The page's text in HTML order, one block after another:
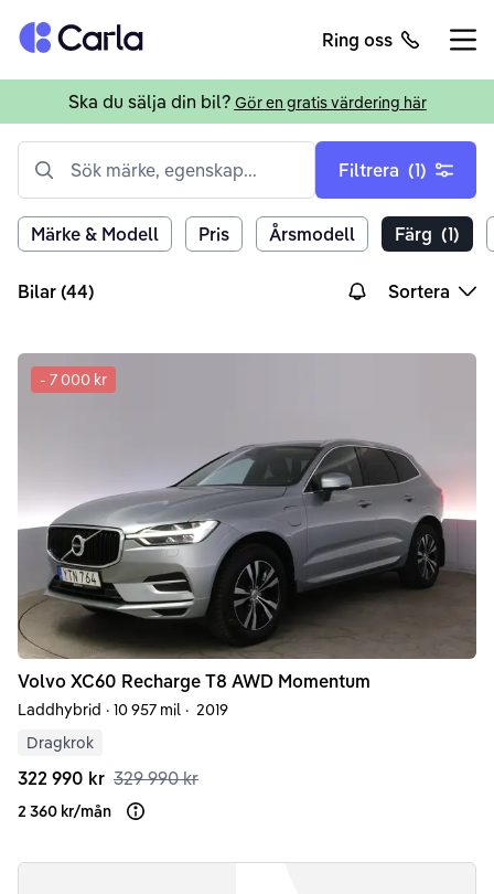
Tillbaka till startsidan Ring oss
Ska du sälja din bil? Gör en gratis värdering här
Sök märke, egenskap... Filtrera (1)
Märke & Modell Pris Årsmodell Färg (1)
Bilar (44) Sortera
- 7 000 kr
Volvo XC60 Recharge T8 AWD Momentum
Laddhybrid · 10 957 mil · 2019
Dragkrok
322 990 kr 329 990 kr
2 360 kr/mån Läs mer om finansiering